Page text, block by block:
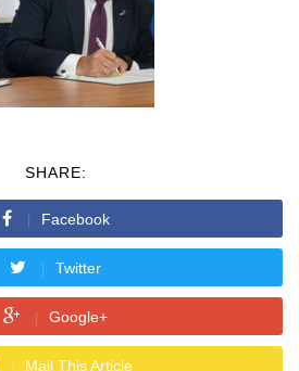
SHARE:
Facebook
Twitter
Google+
Mail This Article